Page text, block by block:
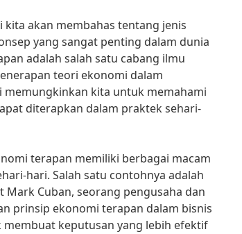
kita akan membahas tentang jenis
yang sangat penting dalam dunia
adalah salah satu cabang ilmu
teori ekonomi dalam
memungkinkan kita untuk memahami
diterapkan dalam praktek sehari-
terapan memiliki berbagai macam
hari. Salah satu contohnya adalah
Cuban, seorang pengusaha dan
prinsip ekonomi terapan dalam bisnis
keputusan yang lebih efektif